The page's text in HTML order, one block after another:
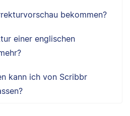
bekommen?
einer englischen
kann ich von Scribbr